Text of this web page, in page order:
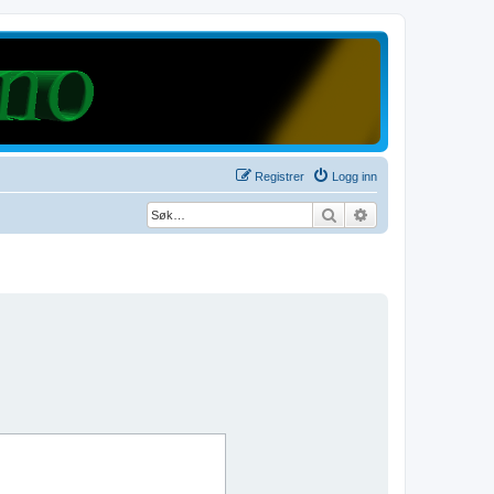
Logg inn
Registrer
Søk